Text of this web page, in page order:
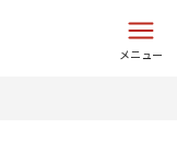
メニュー